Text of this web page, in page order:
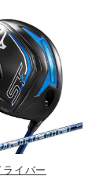
ライバー